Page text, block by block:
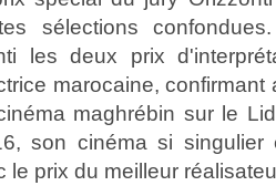
sélections
les deux prix
marocaine,
maghrébin sur le
son cinéma si singulier
le prix du meilleur